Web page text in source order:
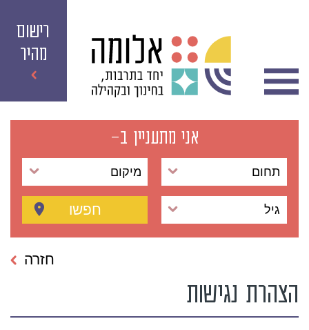
רישום
מהיר
אני מתעניין ב-
תחום מיקום
גיל חפשו
הצהרת נגישות
חזרה